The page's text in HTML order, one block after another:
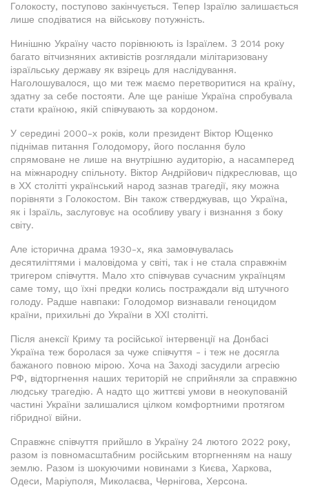
Голокосту, поступово закінчується. Тепер Ізраїлю залишається
лише сподіватися на військову потужність.
Нинішню Україну часто порівнюють із Ізраїлем. З 2014 року
багато вітчизняних активістів розглядали мілітаризовану
ізраїльську державу як взірець для наслідування.
Наголошувалося, що ми теж маємо перетворитися на країну,
здатну за себе постояти. Але ще раніше Україна спробувала
стати країною, якій співчувають за кордоном.
У середині 2000-х років, коли президент Віктор Ющенко
піднімав питання Голодомору, його послання було
спрямоване не лише на внутрішню аудиторію, а насамперед
на міжнародну спільноту. Віктор Андрійович підкреслював, що
в ХХ столітті український народ зазнав трагедії, яку можна
порівняти з Голокостом. Він також стверджував, що Україна,
як і Ізраїль, заслуговує на особливу увагу і визнання з боку
світу.
Але історична драма 1930-х, яка замовчувалась
десятиліттями і маловідома у світі, так і не стала справжнім
тригером співчуття. Мало хто співчував сучасним українцям
саме тому, що їхні предки колись постраждали від штучного
голоду. Радше навпаки: Голодомор визнавали геноцидом
країни, прихильні до України в ХХІ столітті.
Після анексії Криму та російської інтервенції на Донбасі
Україна теж боролася за чуже співчуття - і теж не досягла
бажаного повною мірою. Хоча на Заході засудили агресію
РФ, відторгнення наших територій не сприйняли за справжню
людську трагедію. А надто що життєві умови в неокупованій
частині України залишалися цілком комфортними протягом
гібридної війни.
Справжнє співчуття прийшло в Україну 24 лютого 2022 року,
разом із повномасштабним російським вторгненням на нашу
землю. Разом із шокуючими новинами з Києва, Харкова,
Одеси, Маріуполя, Миколаєва, Чернігова, Херсона.